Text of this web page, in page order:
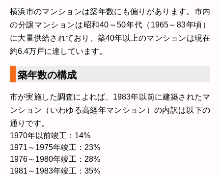
横浜市のマンションは築年数にも偏りがあります。市内
の分譲マンションは昭和40～50年代（1965～83年頃）
に大量供給されており、築40年以上のマンションは現在
約6.4万戸に達しています。
築年数の構成
市が実施した調査によれば、1983年以前に建築されたマ
ンション（いわゆる高経年マンション）の内訳は以下の
通りです。
1970年以前竣工：14%
1971～1975年竣工：23%
1976～1980年竣工：28%
1981～1983年竣工：35%